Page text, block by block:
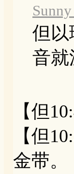
但以
音就
【但
【但
金带。